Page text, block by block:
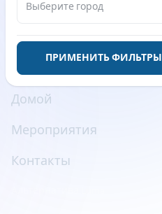
Выберите город
ПРИМЕНИТЬ ФИЛЬТРЫ
Исследовать
Домой
Мероприятия
Контакты